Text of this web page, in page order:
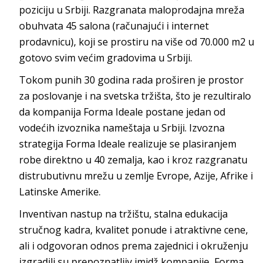
poziciju u Srbiji. Razgranata maloprodajna mreža
obuhvata 45 salona (računajući i internet
prodavnicu), koji se prostiru na više od 70.000 m2 u
gotovo svim većim gradovima u Srbiji.
Tokom punih 30 godina rada proširen je prostor
za poslovanje i na svetska tržišta, što je rezultiralo
da kompanija Forma Ideale postane jedan od
vodećih izvoznika nameštaja u Srbiji. Izvozna
strategija Forma Ideale realizuje se plasiranjem
robe direktno u 40 zemalja, kao i kroz razgranatu
distrubutivnu mrežu u zemlje Evrope, Azije, Afrike i
Latinske Amerike.
Inventivan nastup na tržištu, stalna edukacija
stručnog kadra, kvalitet ponude i atraktivne cene,
ali i odgovoran odnos prema zajednici i okruženju